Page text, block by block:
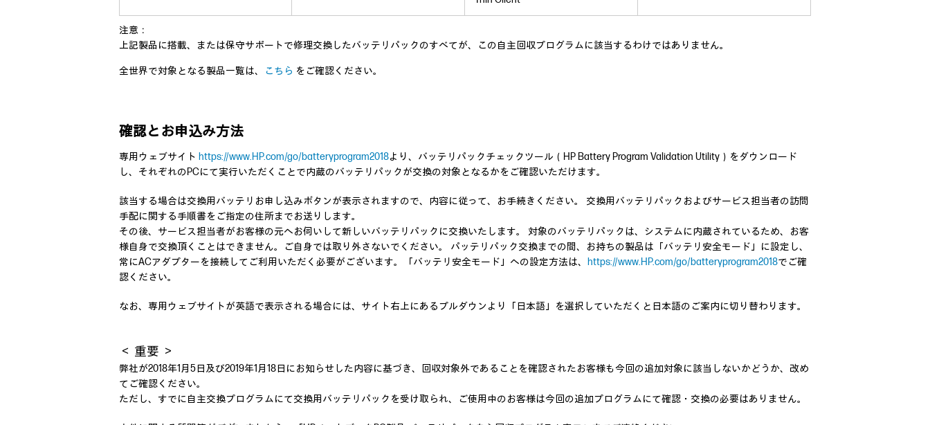
注意：
上記製品に搭載、または保守サポートで修理交換したバッテリパックのすべてが、この自主回収プログラムに該当するわけではありません。
全世界で対象となる製品一覧は、 こちら をご確認ください。
確認とお申込み方法
専用ウェブサイト https://www.HP.com/go/batteryprogram2018より、バッテリパックチェックツール（HP Battery Program Validation Utility）をダウンロード
し、それぞれのPCにて実行いただくことで内蔵のバッテリパックが交換の対象となるかをご確認いただけます。
該当する場合は交換用バッテリお申し込みボタンが表示されますので、内容に従って、お手続きください。 交換用バッテリパックおよびサービス担当者の訪問
手配に関する手順書をご指定の住所までお送りします。
その後、サービス担当者がお客様の元へお伺いして新しいバッテリパックに交換いたします。 対象のバッテリパックは、システムに内蔵されているため、お客
様自身で交換頂くことはできません。ご自身では取り外さないでください。 パッテリパック交換までの間、お持ちの製品は「バッテリ安全モード」に設定し、
常にACアダプターを接続してご利用いただく必要がございます。「バッテリ安全モード」への設定方法は、
https://www.HP.com/go/batteryprogram2018でご確
認ください。
なお、専用ウェブサイトが英語で表示される場合には、サイト右上にあるプルダウンより「日本語」を選択していただくと日本語のご案内に切り替わります。
＜ 重要 ＞
弊社が2018年1月5日及び2019年1月18日にお知らせした内容に基づき、回収対象外であることを確認されたお客様も今回の追加対象に該当しないかどうか、改め
てご確認ください。
ただし、すでに自主交換プログラムにて交換用バッテリパックを受け取られ、ご使用中のお客様は今回の追加プログラムにて確認・交換の必要はありません。